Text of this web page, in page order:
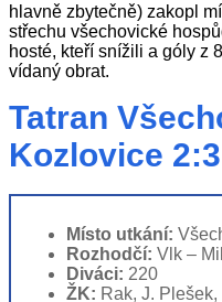
hlavně zbytečně) zakopl
střechu všechovické
hosté, kteří snížili a góly z
vídaný obrat.
Tatran
Kozlovice
Místo utkání:
Rozhodčí: Vlk –
Diváci: 220
ŽK: Rak, J.